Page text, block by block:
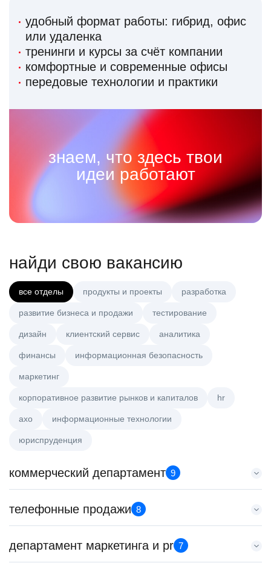
удобный формат работы: гибрид, офис
или удаленка
тренинги и курсы за счёт компании
комфортные и современные офисы
передовые технологии и практики
знаем, что здесь твои
идеи работают
найди свою вакансию
все отделы продукты и проекты разработка
развитие бизнеса и продажи тестирование
дизайн клиентский сервис аналитика
финансы информационная безопасность
маркетинг
корпоративное развитие рынков и капиталов hr
axo информационные технологии
юриспруденция
коммерческий департамент 9
Key Account Manager (EdTech)
HeadHunter::Коммерческий департамент
150000 ₽
телефонные продажи 8
Менеджер по продажам B2B (сегмент SMB)
HeadHunter::Телефонные продажи
департамент маркетинга и pr 7